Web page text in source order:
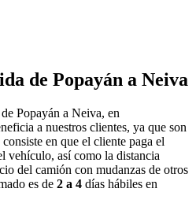
de Popayán a Neiva
Popayán a Neiva, en
a nuestros clientes, ya que son
en que el cliente paga el
vehículo, así como la distancia
del camión con mudanzas de otros
es de 2 a 4 días hábiles en